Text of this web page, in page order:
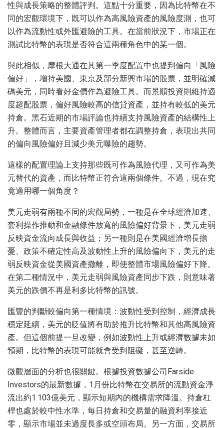
性與成長策略的整體評判。這點十分重要，因為比特幣在不
同的宏觀環境下，既可以作為高風險資產的風險度測，也可
以作為流動性或外匯避險的工具。在當前狀況下，市場正在
測試比特幣的表現是否符合這兩種角色中的某一個。
與此相似，摩根大通在其第一季度配置中也提到偏向「風險
偏好」，增持美國、東京及部分新興市場的股票，並明確減
碼美元，同時看好金價作為避險工具。而景順投資則維持適
度超配股票，偏好風險較高的信貸資產，並持有較低的美元
持倉。黑石近期的市場評論也持續支持風險資產的結構性上
升。整體而言，主要資產管理者都在調整持倉，表現出共同
的偏向風險偏好且減少美元曝險的趨勢。
這樣的配置理論上支持那些既可作為風險代理，又可作為美
元替代的資產，而比特幣正符合這兩個條件。不過，現在究
竟適用哪一個角度？
美元走弱有兩種不同的宏觀局勢，一種是在全球經濟加速、
套利操作推動和金融條件放寬的風險偏好背景下，美元走弱
反映資金流向成長與收益；另一種則是在美國經濟增長擔
憂、政策不確定性高及波動性上升的風險偏向下，美元的走
弱反映資金從美國資產撤離，即使整體市場風險偏好下降。
在第二種情況中，美元走弱與風險資產同步下跌，則意味著
美元的跌價不再是利多比特幣的訊號。
匯豐的判斷較偏向第一種情境：波動性受到控制，經濟成長
穩定延續，美元的貶值將有助於推升比特幣和其他高風險資
產。但這個前提一旦改變，例如波動性上升或經濟數據未如
預期，比特幣的表現可能就會受到阻礙，甚至逆轉。
微觀層面的分析也很關鍵。根據投資數據公司Farside
Investors的最新數據，1月份比特幣在交易所的流動資金淨
流出約1.103億美元，顯示短期內的機構需求降溫。持倉杠
桿也處於較中性水準，每日持倉和交易量的融資利率接近
零，顯示市場並未過度長多或空頭布局。另一方面，交易所